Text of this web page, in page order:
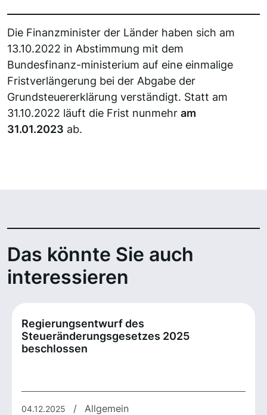
Die Finanzminister der Länder haben sich am
13.10.2022 in Abstimmung mit dem
Bundesfinanz-ministerium auf eine einmalige
Fristverlängerung bei der Abgabe der
Grundsteuererklärung verständigt. Statt am
31.10.2022 läuft die Frist nunmehr am
31.01.2023 ab.
Das könnte Sie auch
interessieren
Regierungsentwurf des
Steueränderungsgesetzes 2025
beschlossen
04.12.2025 / Allgemein